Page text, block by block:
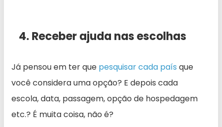
4. Receber ajuda nas escolhas
Já pensou em ter que pesquisar cada país que
você considera uma opção? E depois cada
escola, data, passagem, opção de hospedagem
etc.? É muita coisa, não é?